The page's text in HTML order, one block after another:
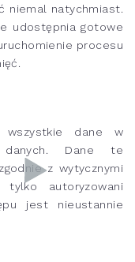
niemal natychmiast.
udostępnia gotowe
procesu
wszystkie dane w
Dane te
z wytycznymi
autoryzowani
jest nieustannie